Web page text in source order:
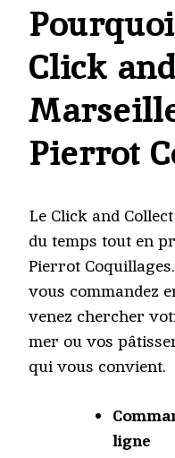
Click
Pierrot
Le Click and
du temps tout en
Pierrot
vous commandez
venez chercher
mer ou vos
qui vous convient.
ligne